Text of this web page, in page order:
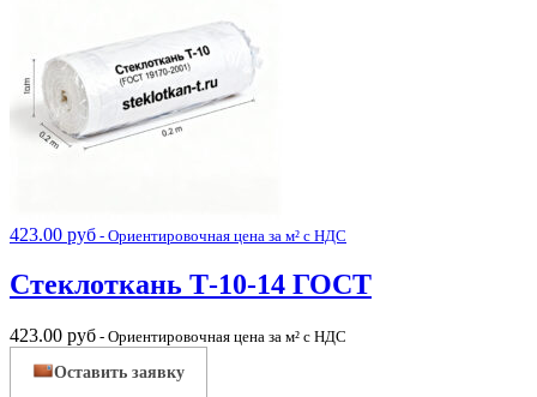
423.00 руб - Ориентировочная цена за м² с НДС
Стеклоткань Т-10-14 ГОСТ
423.00 руб - Ориентировочная цена за м² с НДС
Оставить заявку